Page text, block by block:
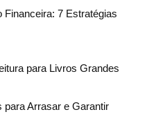
7 Estratégias
para Livros Grandes
Arrasar e Garantir